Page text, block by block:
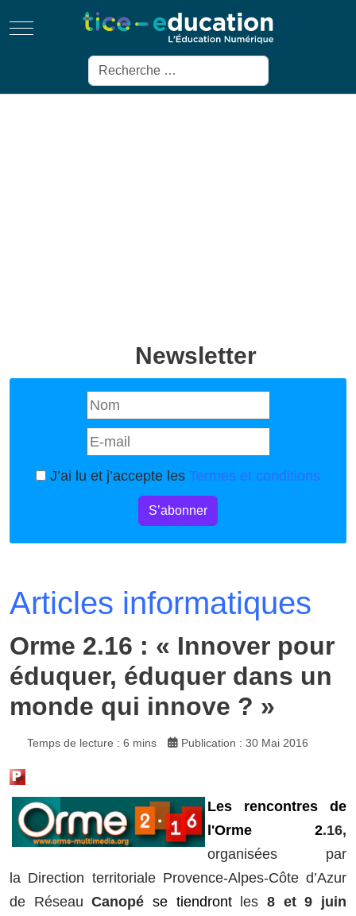
Mobile Menu Toggle
Rechercher
Newsletter
J’ai lu et j’accepte les Termes et conditions
S’abonner
Articles informatiques
Orme 2.16 : « Innover pour
éduquer, éduquer dans un
monde qui innove ? »
Temps de lecture : 6 mins Publication : 30 Mai 2016
Les rencontres de
l'Orme 2.16,
organisées par
la Direction territoriale Provence-Alpes-Côte d’Azur
de RéseauCanopé se tiendrontles8 et 9 juin